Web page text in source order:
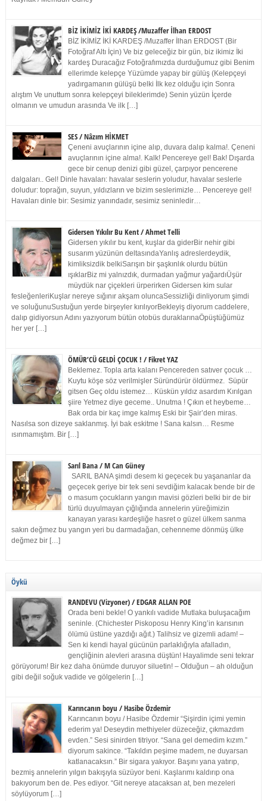
BİZ İKİMİZ İKİ KARDEŞ /Muzaffer İlhan ERDOST
BİZ İKİMİZ İKİ KARDEŞ /Muzaffer İlhan ERDOST (Bir
Fotoğraf Altı İçin) Ve biz geleceğiz bir gün, biz ikimiz İki
kardeş Duracağız Fotoğrafımızda durduğumuz gibi Benim
ellerimde kelepçe Yüzümde yapay bir gülüş (Kelepçeyi
yadırgamanın gülüşü belki İlk kez olduğu için Sonra
alıştım Ve unuttum sonra kelepçeyi bileklerimde) Senin yüzün İçerde
olmanın ve umudun arasında Ve ilk […]
SES / Nâzım HİKMET
Çeneni avuçlarının içine alıp, duvara dalıp kalma!. Çeneni
avuçlarının içine alma!. Kalk! Pencereye gel! Bak! Dışarda
gece bir cenup denizi gibi güzel, çarpıyor pencerene
dalgaları.. Gel! Dinle havaları: havalar seslerin yoludur, havalar seslerle
doludur: toprağın, suyun, yıldızların ve bizim seslerimizle… Pencereye gel!
Havaları dinle bir: Sesimiz yanındadır, sesimiz seninledir…
Gidersen Yıkılır Bu Kent / Ahmet Telli
Gidersen yıkılır bu kent, kuşlar da giderBir nehir gibi
susarım yüzünün deltasındaYanlış adreslerdeydik,
kimliksizdik belkiSarışın bir şaşkınlık olurdu bütün
ışıklarBiz mi yalnızdık, durmadan yağmur yağardıÜşür
müydük nar çiçekleri ürperirken Gidersen kim sular
fesleğenleriKuşlar nereye sığınır akşam oluncaSessizliği dinliyorum şimdi
ve soluğunuSustuğun yerde birşeyler kırılıyorBekleyiş diyorum caddelere,
dalıp gidiyorsun Adını yazıyorum bütün otobüs duraklarınaÖpüştüğümüz
her yer […]
ÖMÜR’CÜ GELDİ ÇOCUK ! / Fikret YAZ
Beklemez. Topla arta kalanı Pencereden satıver çocuk …
Kuytu köşe söz verilmişler Süründürür öldürmez. Süpür
gitsen Geç oldu istemez… Küskün yıldız asardım Kırılgan
şiire Yetmez diye geceme.. Unutma ! Çıkın et heybeme…
Bak orda bir kaç imge kalmış Eski bir Şair’den miras.
Nasılsa son dizeye saklanmış. İyi bak eskitme ! Sana kalsın… Resme
ısınmamıştım. Bir […]
Sarıl Bana / M Can Güney
SARIL BANA şimdi desem ki geçecek bu yaşananlar da
geçecek geriye bir tek seni sevdiğim kalacak bende bir de
o masum çocukların yangın mavisi gözleri belki bir de bir
türlü duyulmayan çığlığında annelerin yüreğimizin
kanayan yarası kardeşliğe hasret o güzel ülkem sanma
sakın değmez bu yangın yeri bu darmadağan, cehenneme dönmüş ülke
değmez bir […]
Öykü
RANDEVU (Vizyoner) / EDGAR ALLAN POE
Orada beni bekle! O yankılı vadide Mutlaka buluşacağım
seninle. (Chichester Piskoposu Henry King’in karısının
ölümü üstüne yazdığı ağıt.) Talihsiz ve gizemli adam! –
Sen ki kendi hayal gücünün parlaklığıyla afalladın,
gençliğinin alevleri arasına düştün! Hayalimde seni tekrar
görüyorum! Bir kez daha önümde duruyor siluetin! – Olduğun – ah olduğun
gibi değil soğuk vadide ve gölgelerin […]
Karıncanın boyu / Hasibe Özdemir
Karıncanın boyu / Hasibe Özdemir “Şişirdin içimi yemin
ederim ya! Deseydin methiyeler düzeceğiz, çıkmazdım
evden.” Sesi sinirden titriyor. “Sana gel demedim kızım.”
diyorum sakince. “Takıldın peşime madem, ne duyarsan
katlanacaksın.” Bir sigara yakıyor. Başını yana yatırıp,
bezmiş annelerin yılgın bakışıyla süzüyor beni. Kaşlarımı kaldırıp ona
bakıyorum ben de. Pes ediyor. “Git nereye atacaksan at, ben mezeleri
söylüyorum […]